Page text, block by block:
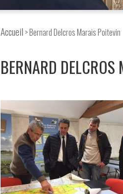
Accueil > Bernard Delcros Marais Poitevin
BERNARD